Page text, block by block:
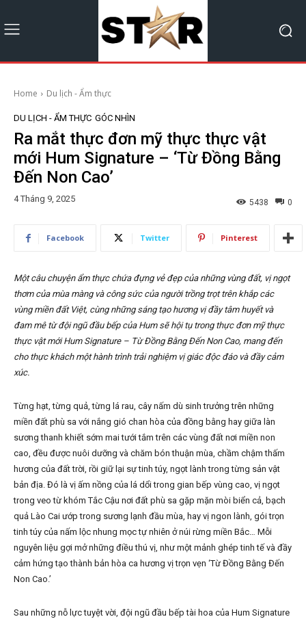
Home Du lịch - Ẩm thực
DU LỊCH - ẨM THỰC GÓC NHÌN
Ra mắt thực đơn mỹ thực thực vật
mới Hum Signature – ‘Từ Đồng Bằng
Đến Non Cao’
4 Tháng 9, 2025 0
5438
Facebook Twitter Pinterest
Một câu chuyện ẩm thực chứa đựng vẻ đẹp của những vùng đất, vị ngọt
thơm của mùa màng và công sức của người trồng trọt trên khắp các
vùng miền đất Việt, cùng những sáng tạo hương vị đầy tâm huyết và
đam mê từ đội ngũ đầu bếp của Hum sẽ hội tụ trong thực đơn mỹ thực
thực vật mới Hum Signature – Từ Đồng Bằng Đến Non Cao, mang đến
cho thực khách một hành trình trải nghiệm vị giác độc đáo và đầy cảm
xúc.
Từng hạt, từng quả, từng lá rau, cây nấm dù sinh trưởng trên những
miền đất phù sa với nắng gió chan hòa của đồng bằng hay giữa làn
sương thanh khiết sớm mai tưới tắm trên các vùng đất nơi miền non
cao, đều được nuôi dưỡng và chăm bón thuận mùa, chầm chậm thấm
hương của đất trời, rồi giữ lại sự tinh túy, ngọt lành trong từng sản vật
bản địa. Đó là vị ấm nồng của lá dổi trong gian bếp vùng cao, vị ngọt
trong veo từ khóm Tắc Cậu nơi đất phù sa gặp mặn mòi biển cả, bạch
quả Lào Cai ướp trong sương lạnh đầu mùa, hay vị ngon lành, gói trọn
tinh túy của nấm lộc nhung mọc tự nhiên ở núi rừng miền Bắc… Mỗi
nguyên liệu gợi mở những điều thú vị, như một mảnh ghép tinh tế và đầy
cảm hứng tạo thành bản hòa ca hương vị trọn vẹn ‘Từ Đồng Bằng Đến
Non Cao.’
Sau những nỗ lực tuyệt vời, đội ngũ đầu bếp tài hoa của Hum Signature